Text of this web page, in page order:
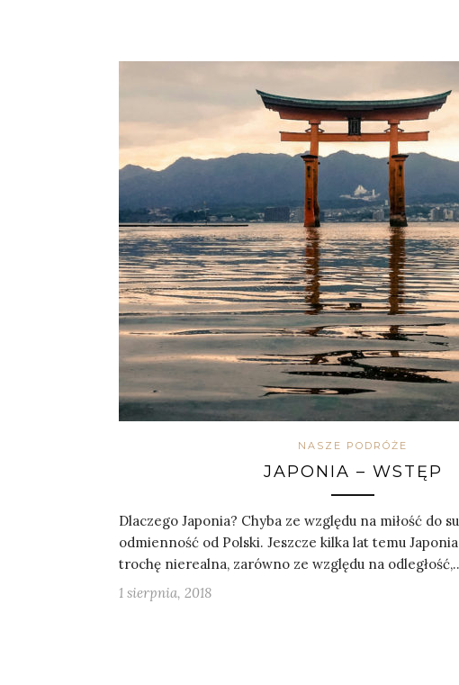
NASZE PODRÓŻE
JAPONIA – WSTĘP
Dlaczego Japonia? Chyba ze względu na miłość do
odmienność od Polski. Jeszcze kilka lat temu
trochę nierealna, zarówno ze względu na
1 sierpnia, 2018